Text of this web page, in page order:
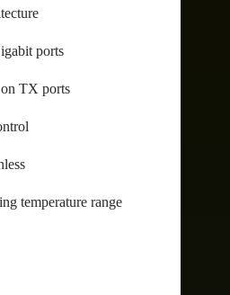
ports
TX ports
temperature range